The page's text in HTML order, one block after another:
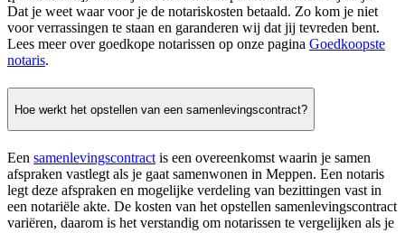
Dat je weet waar voor je de notariskosten betaald. Zo kom je niet
voor verrassingen te staan en garanderen wij dat jij tevreden bent.
Lees meer over goedkope notarissen op onze pagina Goedkoopste
notaris.
Hoe werkt het opstellen van een samenlevingscontract?
Een samenlevingscontract is een overeenkomst waarin je samen
afspraken vastlegt als je gaat samenwonen in Meppen. Een notaris
legt deze afspraken en mogelijke verdeling van bezittingen vast in
een notariële akte. De kosten van het opstellen samenlevingscontract
variëren, daarom is het verstandig om notarissen te vergelijken als je